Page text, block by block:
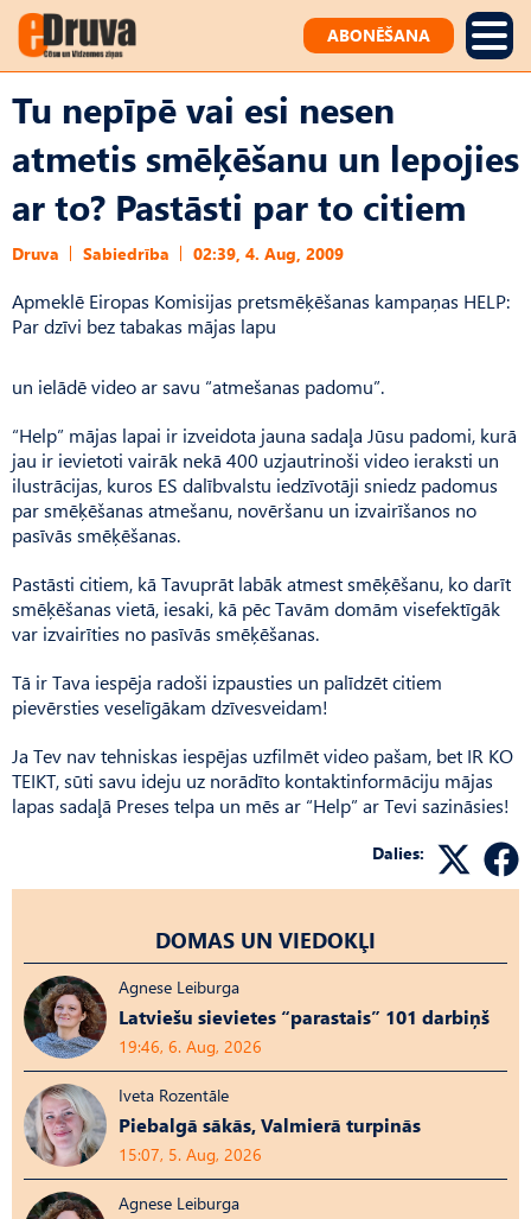
ABONĒŠANA
Tu nepīpē vai esi nesen
atmetis smēķēšanu un lepojies
ar to? Pastāsti par to citiem
Druva Sabiedrība 02:39, 4. Aug, 2009
Apmeklē Eiropas Komisijas pretsmēķēšanas kampaņas HELP:
Par dzīvi bez tabakas mājas lapu
un ielādē video ar savu “atmešanas padomu”.
“Help” mājas lapai ir izveidota jauna sadaļa Jūsu padomi, kurā
jau ir ievietoti vairāk nekā 400 uzjautrinoši video ieraksti un
ilustrācijas, kuros ES dalībvalstu iedzīvotāji sniedz padomus
par smēķēšanas atmešanu, novēršanu un izvairīšanos no
pasīvās smēķēšanas.
Pastāsti citiem, kā Tavuprāt labāk atmest smēķēšanu, ko darīt
smēķēšanas vietā, iesaki, kā pēc Tavām domām visefektīgāk
var izvairīties no pasīvās smēķēšanas.
Tā ir Tava iespēja radoši izpausties un palīdzēt citiem
pievērsties veselīgākam dzīvesveidam!
Ja Tev nav tehniskas iespējas uzfilmēt video pašam, bet IR KO
TEIKT, sūti savu ideju uz norādīto kontaktinformāciju mājas
lapas sadaļā Preses telpa un mēs ar “Help” ar Tevi sazināsies!
Dalies:
DOMAS UN VIEDOKĻI
Agnese Leiburga
Latviešu sievietes “parastais” 101 darbiņš
19:46, 6. Aug, 2026
Iveta Rozentāle
Piebalgā sākās, Valmierā turpinās
15:07, 5. Aug, 2026
Agnese Leiburga